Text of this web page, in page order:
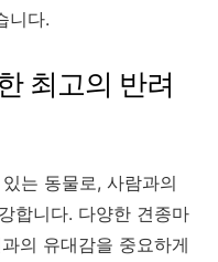
니다.
최고의 반려
는 동물로, 사람과의
합니다. 다양한 견종마
의 유대감을 중요하게